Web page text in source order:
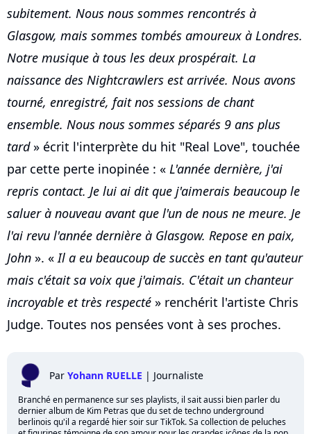
subitement. Nous nous sommes rencontrés à
Glasgow, mais sommes tombés amoureux à Londres.
Notre musique à tous les deux prospérait. La
naissance des Nightcrawlers est arrivée. Nous avons
tourné, enregistré, fait nos sessions de chant
ensemble. Nous nous sommes séparés 9 ans plus
tard» écrit l'interprète du hit "Real Love", touchée
par cette perte inopinée : « L'année dernière, j'ai
repris contact. Je lui ai dit que j'aimerais beaucoup le
saluer à nouveau avant que l'un de nous ne meure. Je
l'ai revu l'année dernière à Glasgow. Repose en paix,
John ». «Il a eu beaucoup de succès en tant qu'auteur
mais c'était sa voix que j'aimais. C'était un chanteur
incroyable et très respecté » renchérit l'artiste Chris
Judge. Toutes nos pensées vont à ses proches.
Par Yohann RUELLE | Journaliste
Branché en permanence sur ses playlists, il sait aussi bien parler du
dernier album de Kim Petras que du set de techno underground
berlinois qu'il a regardé hier soir sur TikTok. Sa collection de peluches